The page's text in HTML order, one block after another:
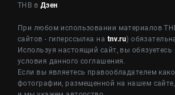
ТНВ в Дзен
При любом использовании материалов
сайтов - гиперссылка на tnv.ru)
Используя настоящий сайт, вы
условия данного соглашения.
Если вы являетесь правообладателем
фотографии, размещенной на нашем